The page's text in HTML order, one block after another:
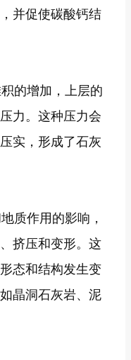
并促使碳酸钙结
的增加，上层的
力。这种压力会
实，形成了石灰
质作用的影响，
挤压和变形。这
态和结构发生变
晶洞石灰岩、泥